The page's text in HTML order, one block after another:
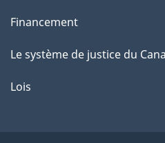
Financement
Le système de justice du
Lois